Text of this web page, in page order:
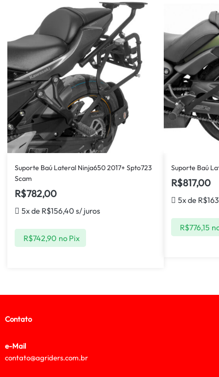
Suporte Baú Lateral Ninja650 2017+ Spto723
Scam
R$782,00
5x de R$156,40 s/ juros
R$742,90 no Pix
Suporte Baú
R$817,00
5x de R$
R$776,15
Contato
e-Mail
contato@agriders.com.br